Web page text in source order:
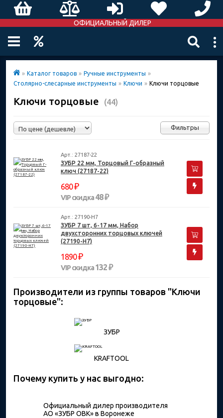
ОФИЦИАЛЬНЫЙ ДИЛЕР
» Каталог товаров » Ручные инструменты »
Столярно-слесарные инструменты » Ключи » Ключи торцовые
Ключи торцовые (44)
Фильтры
Арт.: 27187-22
ЗУБР 22 мм, Торцовый Г-образный
ключ (27187-22)
680₽
VIP скидка48 ₽
Арт.: 27190-H7
ЗУБР 7 шт, 6-17 мм, Набор
двухсторонних торцовых ключей
(27190-H7)
1890₽
VIP скидка132 ₽
Производители из группы товаров "Ключи
торцовые":
ЗУБР
KRAFTOOL
Почему купить у нас выгодно:
Официальный дилер производителя
АО «ЗУБР ОВК» в Воронеже